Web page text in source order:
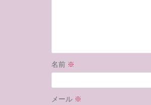
名前 ※
メール ※